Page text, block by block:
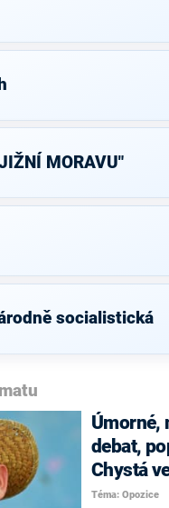
MORAVU"
socialistická
Úmorné,
debat,
Chystá
Téma: Opozice